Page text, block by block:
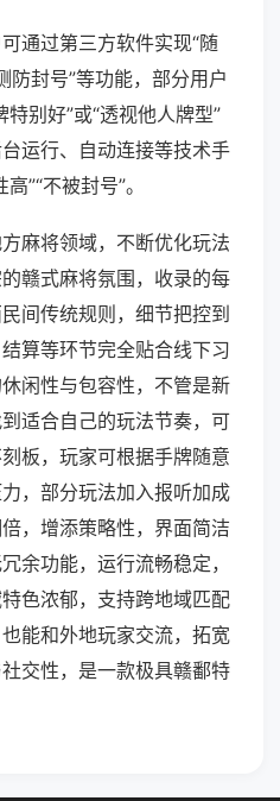
通过第三方软件实现“随
防封号”等功能，部分用户
别好”或“透视他人牌型”
运行、自动连接等技术手
”“不被封号”。
麻将领域，不断优化玩法
赣式麻将氛围，收录的每
间传统规则，细节把控到
算等环节完全贴合线下习
闲性与包容性，不管是新
适合自己的玩法节奏，可
板，玩家可根据手牌随意
，部分玩法加入报听加成
，增添策略性，界面简洁
余功能，运行流畅稳定，
色浓郁，支持跨地域匹配
能和外地玩家交流，拓宽
交性，是一款极具赣鄱特